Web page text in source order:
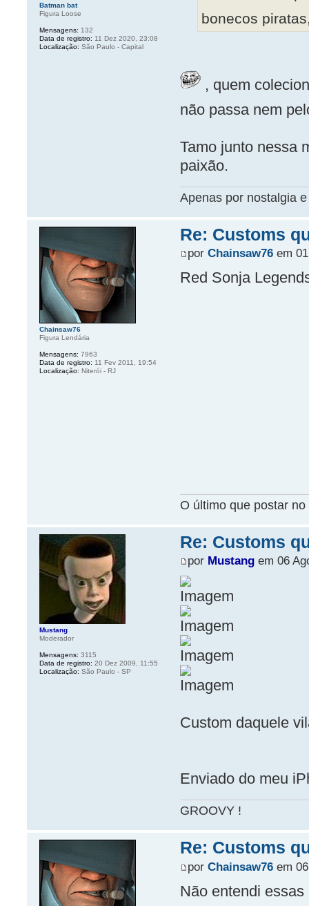
bonecos
, quem
não passa nem
Tamo junto nessa
paixão.
Apenas por nostalgia
Batman bat
Figura Loose
Mensagens: 132
Data de registro: 11 Dez 2020, 23:08
Localização: São Paulo - Capital
Re: Customs
por Chainsaw76em 01
Red Sonja
O último que postar
Chainsaw76
Figura Lendária
Mensagens: 7963
Data de registro: 11 Fev 2011, 19:54
Localização: Niterói - RJ
Re: Customs
por Mustangem 06
Custom daquele
Enviado do meu
GROOVY !
Mustang
Moderador
Mensagens: 3115
Data de registro: 20 Dez 2009, 11:55
Localização: São Paulo - SP
Re: Customs
por Chainsaw76em 06
Não entendi